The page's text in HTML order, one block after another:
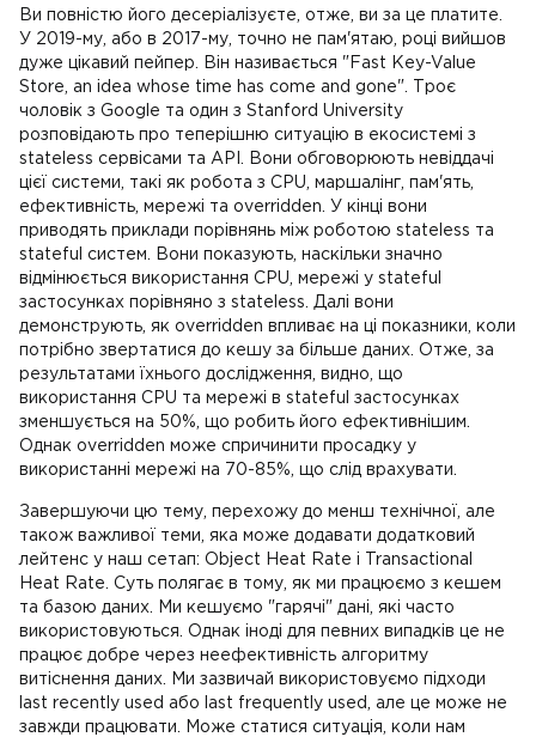
Ви повністю його десеріалізуєте, отже, ви за це платите.
У 2019-му, або в 2017-му, точно не пам'ятаю, році вийшов
дуже цікавий пейпер. Він називається "Fast Key-Value
Store, an idea whose time has come and gone". Троє
чоловік з Google та один з Stanford University
розповідають про теперішню ситуацію в екосистемі з
stateless сервісами та API. Вони обговорюють невіддачі
цієї системи, такі як робота з CPU, маршалінг, пам'ять,
ефективність, мережі та overridden. У кінці вони
приводять приклади порівнянь між роботою stateless та
stateful систем. Вони показують, наскільки значно
відмінюється використання CPU, мережі у stateful
застосунках порівняно з stateless. Далі вони
демонструють, як overridden впливає на ці показники, коли
потрібно звертатися до кешу за більше даних. Отже, за
результатами їхнього дослідження, видно, що
використання CPU та мережі в stateful застосунках
зменшується на 50%, що робить його ефективнішим.
Однак overridden може спричинити просадку у
використанні мережі на 70-85%, що слід врахувати.
Завершуючи цю тему, перехожу до менш технічної, але
також важливої теми, яка може додавати додатковий
лейтенс у наш сетап: Object Heat Rate і Transactional
Heat Rate. Суть полягає в тому, як ми працюємо з кешем
та базою даних. Ми кешуємо "гарячі" дані, які часто
використовуються. Однак іноді для певних випадків це не
працює добре через неефективність алгоритму
витіснення даних. Ми зазвичай використовуємо підходи
last recently used або last frequently used, але це може не
завжди працювати. Може статися ситуація, коли нам